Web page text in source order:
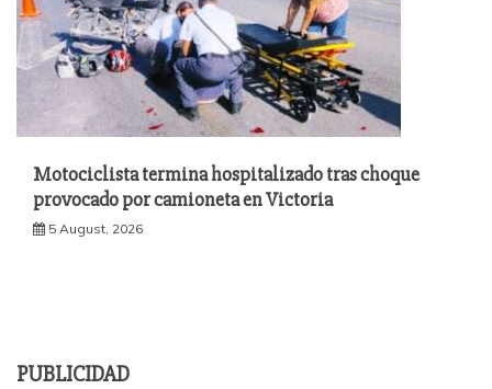
Motociclista termina hospitalizado tras choque
provocado por camioneta en Victoria
5 August, 2026
PUBLICIDAD